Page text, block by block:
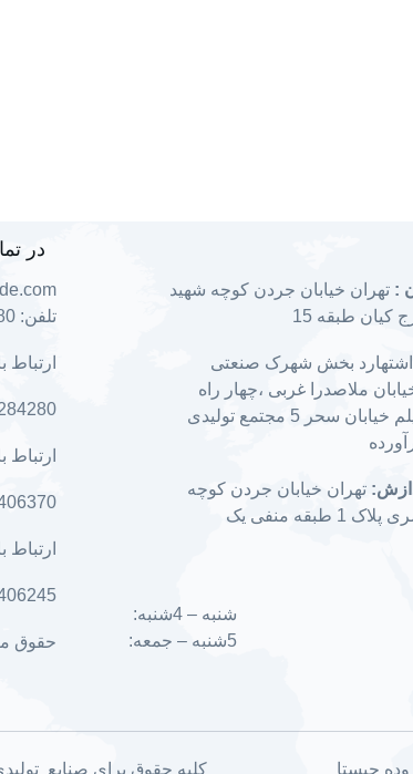
: تهران خیابان جردن کوچه شهید
کیان طبقه 15
اشتهارد بخش شهرک صنعتی
ملاصدرا غربی ،چهار راه
اطلس فیلم خیابان سحر 5 مجتمع تولیدی
تهران خیابان جردن کوچه
طبقه منفی یک
شنبه – 4شنبه:
5شنبه – جمعه:
در
تلفن:
ارتباط
ارتباط
حقوق
کلیه حقوق برای صنایع